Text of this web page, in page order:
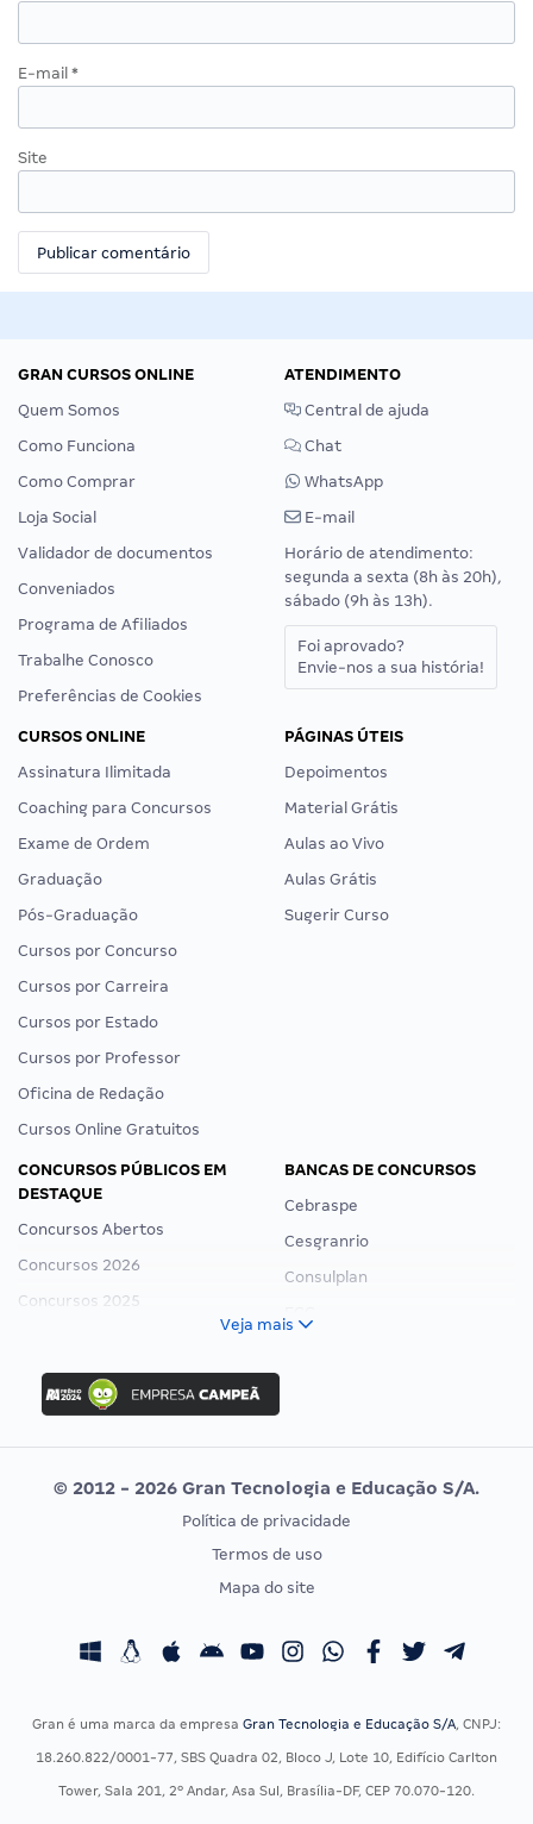
E-mail *
Site
GRAN CURSOS ONLINE
Quem Somos
Como Funciona
Como Comprar
Loja Social
Validador de documentos
Conveniados
Programa de Afiliados
Trabalhe Conosco
Preferências de Cookies
ATENDIMENTO
Central de ajuda
Chat
WhatsApp
E-mail
Horário de atendimento:
segunda a sexta (8h às 20h),
sábado (9h às 13h).
Foi aprovado?
Envie-nos a sua história!
CURSOS ONLINE
Assinatura Ilimitada
Coaching para Concursos
Exame de Ordem
Graduação
Pós-Graduação
Cursos por Concurso
Cursos por Carreira
Cursos por Estado
Cursos por Professor
Oficina de Redação
Cursos Online Gratuitos
PÁGINAS ÚTEIS
Depoimentos
Material Grátis
Aulas ao Vivo
Aulas Grátis
Sugerir Curso
CONCURSOS PÚBLICOS EM
DESTAQUE
Concursos Abertos
Concursos 2026
Concursos 2025
Concurso Ibama
Concurso MPU
Editais publicados
BANCAS DE CONCURSOS
Cebraspe
Cesgranrio
Consulplan
Vunesp
CONCURSOS POR PROFISSÃO
Concursos Fiscais
Concursos Saúde
EXAME DE ORDEM
Calendário OAB
Veja mais
© 2012 - 2026 Gran Tecnologia e Educação S/A.
Política de privacidade
Termos de uso
Mapa do site
Gran é uma marca da empresa Gran Tecnologia e Educação S/A, CNPJ:
18.260.822/0001-77, SBS Quadra 02, Bloco J, Lote 10, Edifício Carlton
Tower, Sala 201, 2º Andar, Asa Sul, Brasília-DF, CEP 70.070-120.